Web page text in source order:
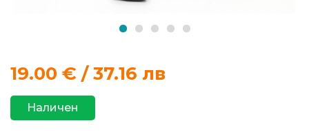
Аксесоари
риболов
19.00 € / 37.16 лв
Наличен